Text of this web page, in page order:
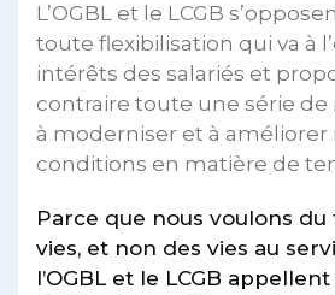
L’OGBL et le LCGB
toute flexibilisation qui va à
intérêts des salariés et
contraire toute une série de
à moderniser et à
conditions en matière de
Parce que nous voulons
vies, et non des vies au
l’OGBL et le LCGB